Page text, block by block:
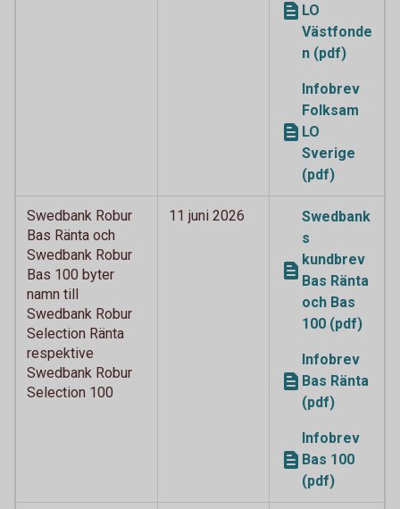
LO
Västfonde
n (pdf)
Infobrev
Folksam
LO
Sverige
(pdf)
Swedbank Robur
Bas Ränta och
Swedbank Robur
Bas 100 byter
namn till
Swedbank Robur
Selection Ränta
respektive
Swedbank Robur
Selection 100
11 juni 2026
Swedbank
s
kundbrev
Bas Ränta
och Bas
100 (pdf)
Infobrev
Bas Ränta
(pdf)
Infobrev
Bas 100
(pdf)